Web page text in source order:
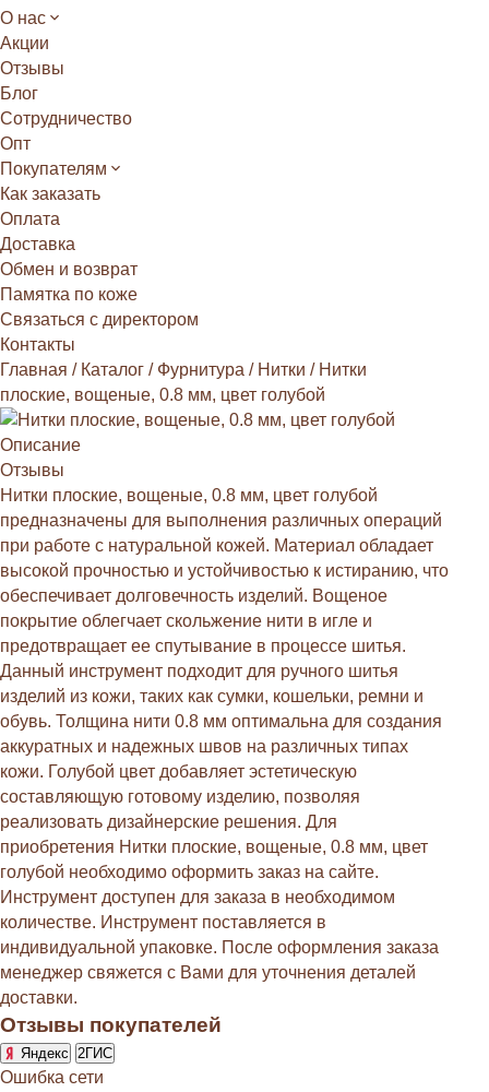
О нас
Акции
Отзывы
Блог
Сотрудничество
Опт
Покупателям
Как заказать
Оплата
Доставка
Обмен и возврат
Памятка по коже
Связаться с директором
Контакты
Главная / Каталог / Фурнитура / Нитки / Нитки
плоские, вощеные, 0.8 мм, цвет голубой
Описание
Отзывы
Нитки плоские, вощеные, 0.8 мм, цвет голубой
предназначены для выполнения различных операций
при работе с натуральной кожей. Материал обладает
высокой прочностью и устойчивостью к истиранию, что
обеспечивает долговечность изделий. Вощеное
покрытие облегчает скольжение нити в игле и
предотвращает ее спутывание в процессе шитья.
Данный инструмент подходит для ручного шитья
изделий из кожи, таких как сумки, кошельки, ремни и
обувь. Толщина нити 0.8 мм оптимальна для создания
аккуратных и надежных швов на различных типах
кожи. Голубой цвет добавляет эстетическую
составляющую готовому изделию, позволяя
реализовать дизайнерские решения. Для
приобретения Нитки плоские, вощеные, 0.8 мм, цвет
голубой необходимо оформить заказ на сайте.
Инструмент доступен для заказа в необходимом
количестве. Инструмент поставляется в
индивидуальной упаковке. После оформления заказа
менеджер свяжется с Вами для уточнения деталей
доставки.
Отзывы покупателей
Яндекс 2ГИС
Ошибка сети